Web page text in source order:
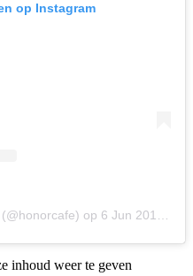
op Instagram
op 6 Jun 2019 om 4:50 (PDT)
inhoud weer te geven